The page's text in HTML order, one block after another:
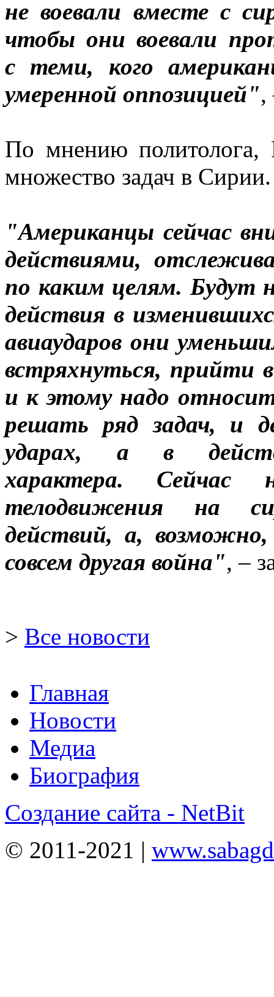
не воевали вместе с
чтобы они воевали
с теми, кого
умеренной оппозицией",
По мнению политолога,
множество задач в Сирии.
"Американцы сейчас
действиями,
по каким целям. Будут
действия в
авиаударов они
встряхнуться, прийти
и к этому надо
решать ряд задач, и
ударах, а в
характера. Сейчас
телодвижения на
действий, а,
совсем другая война", –
> Все новости
Главная
Новости
Медиа
Биография
Создание сайта - NetBit
© 2011-2021 |